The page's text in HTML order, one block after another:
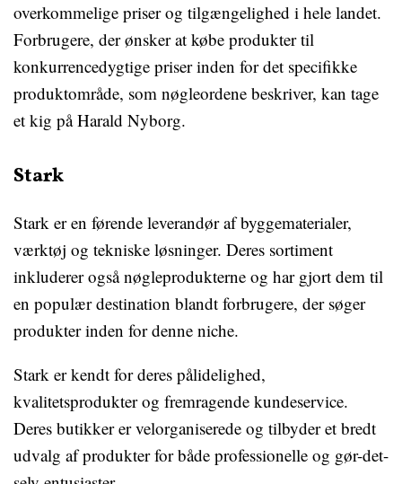
overkommelige priser og tilgængelighed i hele landet.
Forbrugere, der ønsker at købe produkter til
konkurrencedygtige priser inden for det specifikke
produktområde, som nøgleordene beskriver, kan tage
et kig på Harald Nyborg.
Stark
Stark er en førende leverandør af byggematerialer,
værktøj og tekniske løsninger. Deres sortiment
inkluderer også nøgleprodukterne og har gjort dem til
en populær destination blandt forbrugere, der søger
produkter inden for denne niche.
Stark er kendt for deres pålidelighed,
kvalitetsprodukter og fremragende kundeservice.
Deres butikker er velorganiserede og tilbyder et bredt
udvalg af produkter for både professionelle og gør-det-